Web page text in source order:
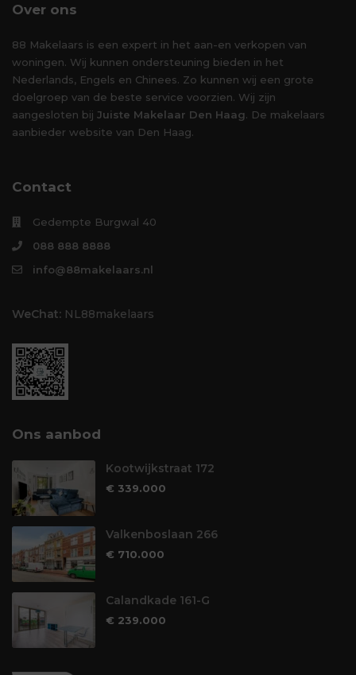
Over ons
88 Makelaars is een expert in het aan-en verkopen van
woningen. Wij kunnen ondersteuning bieden in het
Nederlands, Engels en Chinees. Zo kunnen wij een grote
doelgroep van de beste service voorzien. Wij zijn
aangesloten bij Juiste Makelaar Den Haag. De makelaars
aanbieder website van Den Haag.
Contact
Gedempte Burgwal 40
088 888 8888
info@88makelaars.nl
WeChat: NL88makelaars
Ons aanbod
Kootwijkstraat 172
€ 339.000
Valkenboslaan 266
€ 710.000
Calandkade 161-G
€ 239.000